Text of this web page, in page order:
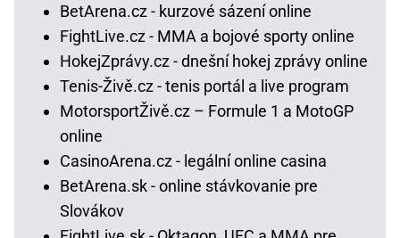
BetArena.cz - kurzové sázení online
FightLive.cz - MMA a bojové sporty online
HokejZprávy.cz - dnešní hokej zprávy online
Tenis-Živě.cz - tenis portál a live program
MotorsportŽivě.cz – Formule 1 a MotoGP
online
CasinoArena.cz - legální online casina
BetArena.sk - online stávkovanie pre
Slovákov